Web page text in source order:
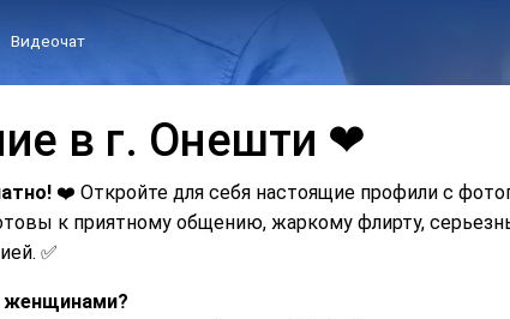
Видеочат
в г. Онешти ❤
❤️ Откройте для себя настоящие профили с
к приятному общению, жаркому флирту,
✅
женщинами?